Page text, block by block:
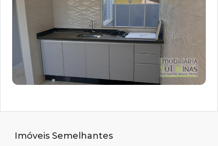
Imóveis Semelhantes